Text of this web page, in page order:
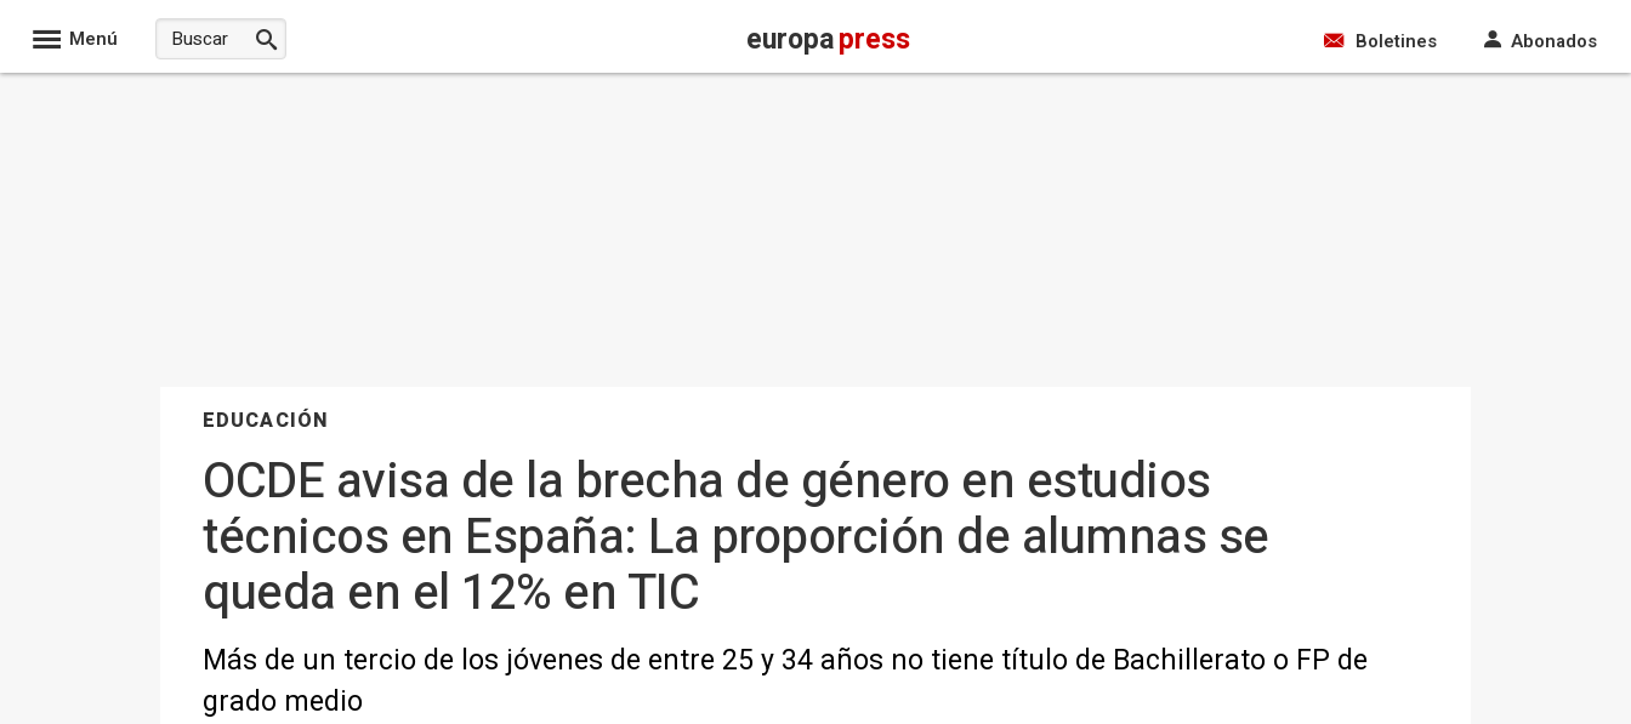
Menú europapress Boletines Abonados
EDUCACIÓN
OCDE avisa de la brecha de género en estudios
técnicos en España: La proporción de alumnas se
queda en el 12% en TIC
Más de un tercio de los jóvenes de entre 25 y 34 años no tiene título de Bachillerato o FP de
grado medio